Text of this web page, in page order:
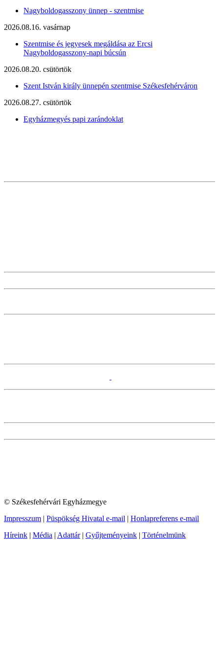
Nagyboldogasszony ünnep - szentmise
2026.08.16. vasárnap
Szentmise és jegyesek megáldása az Ercsi
Nagyboldogasszony-napi búcsún
2026.08.20. csütörtök
Szent István király ünnepén szentmise Székesfehérváron
2026.08.27. csütörtök
Egyházmegyés papi zarándoklat
© Székesfehérvári Egyházmegye
Impresszum | Püspökség Hivatal e-mail | Honlapreferens e-mail
Híreink | Média | Adattár| Gyűjteményeink | Történelmünk